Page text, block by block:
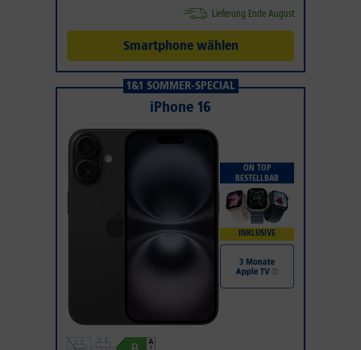
Lieferung Ende August
Smartphone wählen
1&1 SOMMER-SPECIAL
iPhone 16
ON TOP
BESTELLBAR
INKLUSIVE